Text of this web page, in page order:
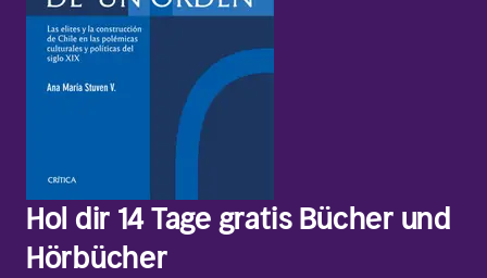
Hol dir 14 Tage gratis Bücher und
Hörbücher